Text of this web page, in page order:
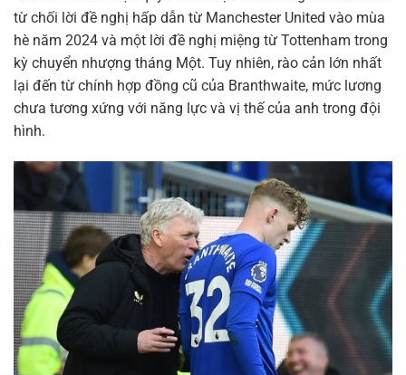
từ chối lời đề nghị hấp dẫn từ Manchester United vào mùa
hè năm 2024 và một lời đề nghị miệng từ Tottenham trong
kỳ chuyển nhượng tháng Một. Tuy nhiên, rào cản lớn nhất
lại đến từ chính hợp đồng cũ của Branthwaite, mức lương
chưa tương xứng với năng lực và vị thế của anh trong đội
hình.